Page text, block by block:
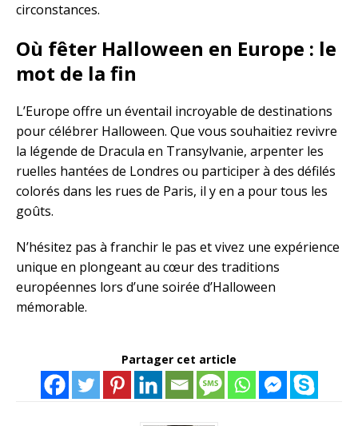
circonstances.
Où fêter Halloween en Europe : le
mot de la fin
L’Europe offre un éventail incroyable de destinations
pour célébrer Halloween. Que vous souhaitiez revivre
la légende de Dracula en Transylvanie, arpenter les
ruelles hantées de Londres ou participer à des défilés
colorés dans les rues de Paris, il y en a pour tous les
goûts.
N’hésitez pas à franchir le pas et vivez une expérience
unique en plongeant au cœur des traditions
européennes lors d’une soirée d’Halloween
mémorable.
Partager cet article